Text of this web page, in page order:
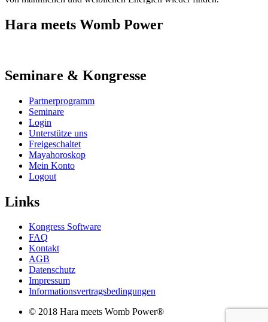
Hara meets Womb Power
Seminare & Kongresse
Partnerprogramm
Seminare
Login
Unterstütze uns
Freigeschaltet
Mayahoroskop
Mein Konto
Logout
Links
Kongress Software
FAQ
Kontakt
AGB
Datenschutz
Impressum
Informationsvertragsbedingungen
© 2018 Hara meets Womb Power®